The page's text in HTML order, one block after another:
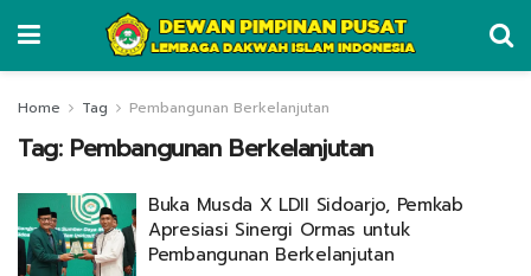
Home Tag Pembangunan Berkelanjutan
Tag: Pembangunan Berkelanjutan
Buka Musda X LDII Sidoarjo, Pemkab
Apresiasi Sinergi Ormas untuk
Pembangunan Berkelanjutan